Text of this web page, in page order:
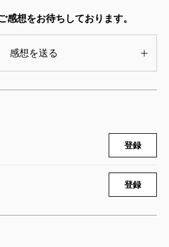
感想をお待ちしております。
感想を送る
登録
登録